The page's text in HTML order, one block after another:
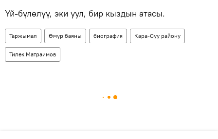
Үй-бүлөлүү, эки уул, бир кыздын атасы.
Таржымал Өмүр баяны биография Кара-Суу району
Тилек Матраимов